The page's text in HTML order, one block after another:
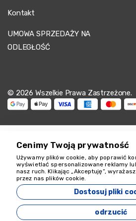
Kontakt
UMOWA SPRZEDAŻY NA
ODLEGŁOŚĆ
© 2026 Wszelkie Prawa Zastrzeżone.
Zeyvona Travel -
Cenimy Twoją prywatność
Używamy plików cookie, aby poprawić
wyświetlać spersonalizowane reklamy
nasz ruch. Klikając „Akceptuję”,
przez nas plików cookie.
Dostosuj pliki
odrzucić
Jesteśmy tu, by
pomóc